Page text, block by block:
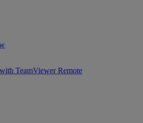
TeamViewer Remote